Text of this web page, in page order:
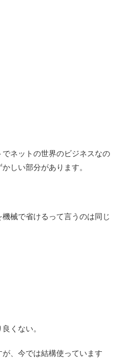
ネットの世界のビジネスなの
しい部分があります。
械で省けるって言うのは同じ
くない。
、今では結構使っています